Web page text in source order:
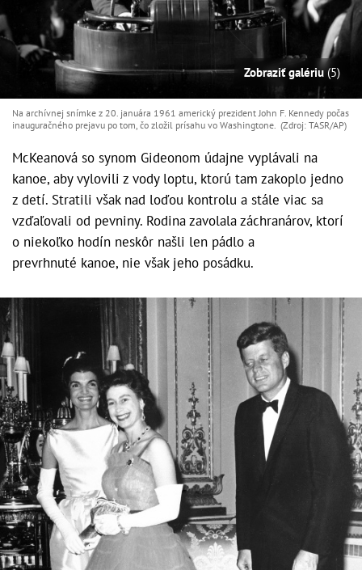
Zobraziť galériu(5)
Na archívnej snímke z 20. januára 1961 americký prezident John F. Kennedy počas
inauguračného prejavu po tom, čo zložil prísahu vo Washingtone. (Zdroj: TASR/AP)
McKeanová so synom Gideonom údajne vyplávali na
kanoe, aby vylovili z vody loptu, ktorú tam zakoplo jedno
z detí. Stratili však nad loďou kontrolu a stále viac sa
vzďaľovali od pevniny. Rodina zavolala záchranárov, ktorí
o niekoľko hodín neskôr našli len pádlo a
prevrhnuté kanoe, nie však jeho posádku.